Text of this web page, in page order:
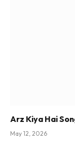
Arz Kiya Hai
May 12, 2026